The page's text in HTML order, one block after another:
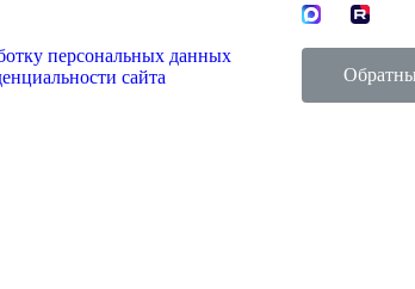
персональных данных
сайта